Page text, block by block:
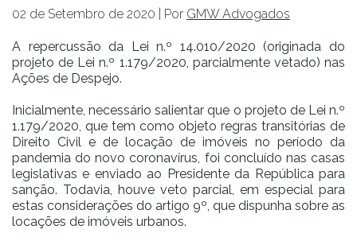
02 de Setembro de 2020 | Por GMW Advogados
A repercussão da Lei n.º 14.010/2020 (originada do
projeto de Lei n.º 1.179/2020, parcialmente vetado) nas
Ações de Despejo.
Inicialmente, necessário salientar que o projeto de Lei n.º
1.179/2020, que tem como objeto regras transitórias de
Direito Civil e de locação de imóveis no período da
pandemia do novo coronavírus, foi concluído nas casas
legislativas e enviado ao Presidente da República para
sanção. Todavia, houve veto parcial, em especial para
estas considerações do artigo 9º, que dispunha sobre as
locações de imóveis urbanos.